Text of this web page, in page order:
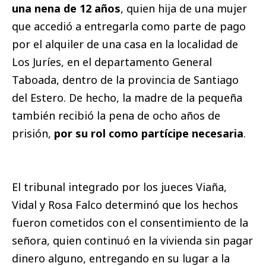
una nena de 12 años, quien hija de una mujer
que accedió a entregarla como parte de pago
por el alquiler de una casa en la localidad de
Los Juríes, en el departamento General
Taboada, dentro de la provincia de Santiago
del Estero. De hecho, la madre de la pequeña
también recibió la pena de ocho años de
prisión, por su rol como partícipe necesaria.
El tribunal integrado por los jueces Viaña,
Vidal y Rosa Falco determinó que los hechos
fueron cometidos con el consentimiento de la
señora, quien continuó en la vivienda sin pagar
dinero alguno, entregando en su lugar a la